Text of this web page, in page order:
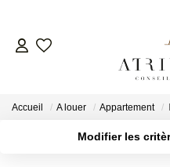
Accueil A louer Appartement
Modifier les